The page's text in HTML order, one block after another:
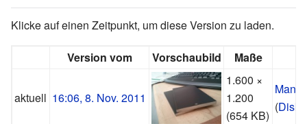
Klicke auf einen Zeitpunkt, um diese Version zu laden.
Version vom Vorschaubild Maße
aktuell 16:06, 8. Nov. 2011
1.600 ×
1.200
(654 KB)
(